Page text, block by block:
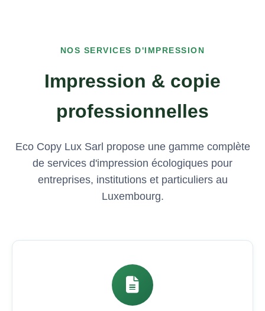
NOS SERVICES D'IMPRESSION
Impression & copie
professionnelles
Eco Copy Lux Sarl propose une gamme complète
de services d'impression écologiques pour
entreprises, institutions et particuliers au
Luxembourg.